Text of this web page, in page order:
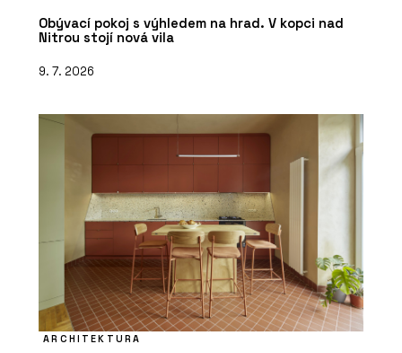
Obývací pokoj s výhledem na hrad. V kopci nad
Nitrou stojí nová vila
9. 7. 2026
ARCHITEKTURA